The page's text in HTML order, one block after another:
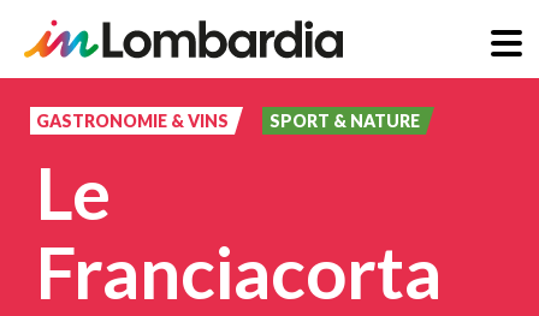
principal
GASTRONOMIE & VINS SPORT & NATURE
Le
Franciacorta